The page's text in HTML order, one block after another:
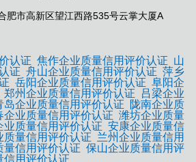
市高新区望江西路535号云掌大厦A
认证 焦作企业质量信用评价认证 山
证 舟山企业质量信用评价认证 萍乡
岳阳企业质量信用评价认证 阜阳企
郑州企业质量信用评价认证
吕梁企业
岛企业质量信用评价认证
陇南企业质
企业质量信用评价认证 潍坊企业质量
业质量信用评价认证 安康企业质量信
质量信用评价认证 兰州企业质量信用
量信用评价认证 保山企业质量信用评
信用评价认证